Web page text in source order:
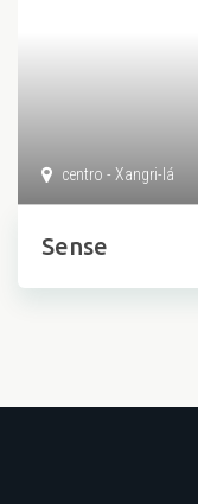
centro - Xangri-lá
Sense